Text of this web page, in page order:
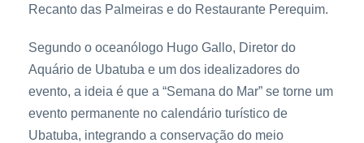
Recanto das Palmeiras e do Restaurante Perequim.
Segundo o oceanólogo Hugo Gallo, Diretor do
Aquário de Ubatuba e um dos idealizadores do
evento, a ideia é que a “Semana do Mar” se torne um
evento permanente no calendário turístico de
Ubatuba, integrando a conservação do meio